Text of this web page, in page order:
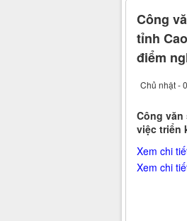
Công
tỉnh
điểm
Chủ nhật -
Công văn
việc triển
Xem chi
Xem chi